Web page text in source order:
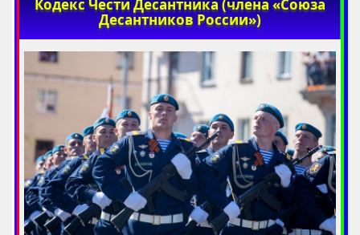
Кодекс Чести Десантника (члена «Союза
Десантников России»)